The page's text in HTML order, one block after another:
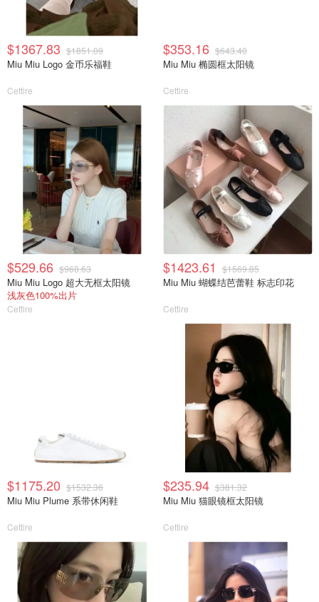
$1367.83 $1851.09
Miu Miu Logo 金币乐福鞋
Cettire
$353.16 $643.40
Miu Miu 椭圆框太阳镜
Cettire
$529.66 $968.63
Miu Miu Logo 超大无框太阳镜
浅灰色100%出片
Cettire
$1423.61 $1569.85
Miu Miu 蝴蝶结芭蕾鞋 标志印花
Cettire
$1175.20 $1532.36
Miu Miu Plume 系带休闲鞋
Cettire
$235.94 $381.32
Miu Miu 猫眼镜框太阳镜
Cettire